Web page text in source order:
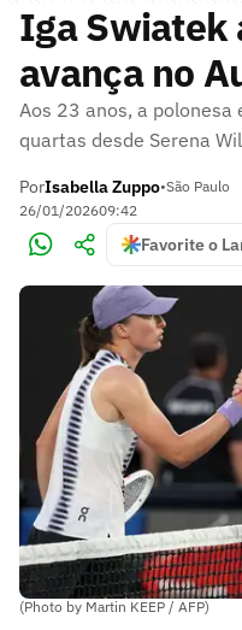
Iga Swiatek
avança no
Aos 23 anos, a polonesa
quartas desde Serena
PorIsabella Zuppo•São Paulo
26/01/202609:42
Favorite o
(Photo by Martin KEEP / AFP)